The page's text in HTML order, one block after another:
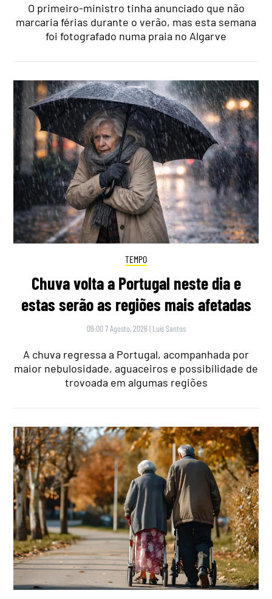
O primeiro-ministro tinha anunciado que não
marcaria férias durante o verão, mas esta semana
foi fotografado numa praia no Algarve
TEMPO
Chuva volta a Portugal neste dia e
estas serão as regiões mais afetadas
09:00 7 Agosto, 2026 | Luís Santos
A chuva regressa a Portugal, acompanhada por
maior nebulosidade, aguaceiros e possibilidade de
trovoada em algumas regiões